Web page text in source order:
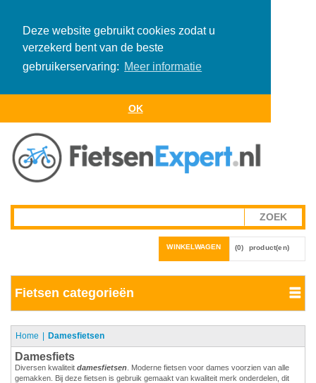
Deze website gebruikt cookies zodat u
verzekerd bent van de beste
gebruikerservaring: Meer informatie
OK
WINKELWAGEN (0) product(en)
Fietsen categorieën
Home Damesfietsen
Damesfiets
Diversen kwaliteit damesfietsen . Moderne fietsen voor dames voorzien van alle
gemakken. Bij deze fietsen is gebruik gemaakt van kwaliteit merk onderdelen, dit